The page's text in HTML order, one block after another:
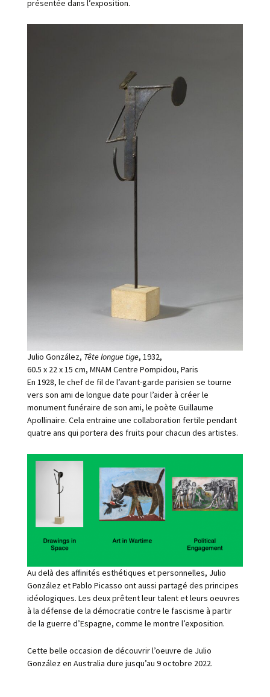
présentée dans l’exposition.
Julio González, Tête longue tige, 1932,
60.5 x 22 x 15 cm, MNAM Centre Pompidou, Paris
En 1928, le chef de fil de l’avant-garde parisien se tourne
vers son ami de longue date pour l’aider à créer le
monument funéraire de son ami, le poète Guillaume
Apollinaire. Cela entraine une collaboration fertile pendant
quatre ans qui portera des fruits pour chacun des artistes.
Au delà des affinités esthétiques et personnelles, Julio
González et Pablo Picasso ont aussi partagé des principes
idéologiques. Les deux prêtent leur talent et leurs oeuvres
à la défense de la démocratie contre le fascisme à partir
de la guerre d’Espagne, comme le montre l’exposition.
Cette belle occasion de découvrir l’oeuvre de Julio
González en Australia dure jusqu’au 9 octobre 2022.